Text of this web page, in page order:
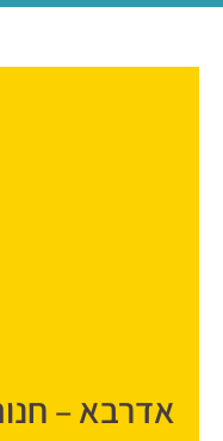
אדרבא –